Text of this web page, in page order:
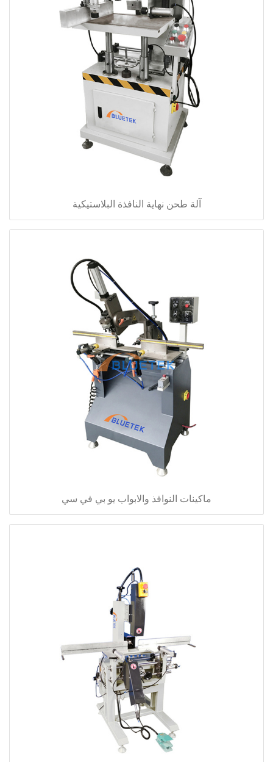
آلة طحن نهاية النافذة البلاستيكية
ماكينات النوافذ والابواب يو بي في سي